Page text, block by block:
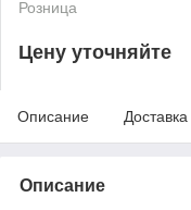
Розница
Цену уточняйте
Описание Доставка
Описание